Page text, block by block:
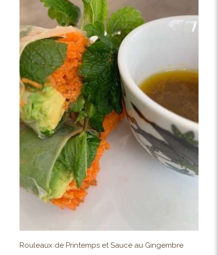
Rouleaux de Printemps et Sauce au Gingembre